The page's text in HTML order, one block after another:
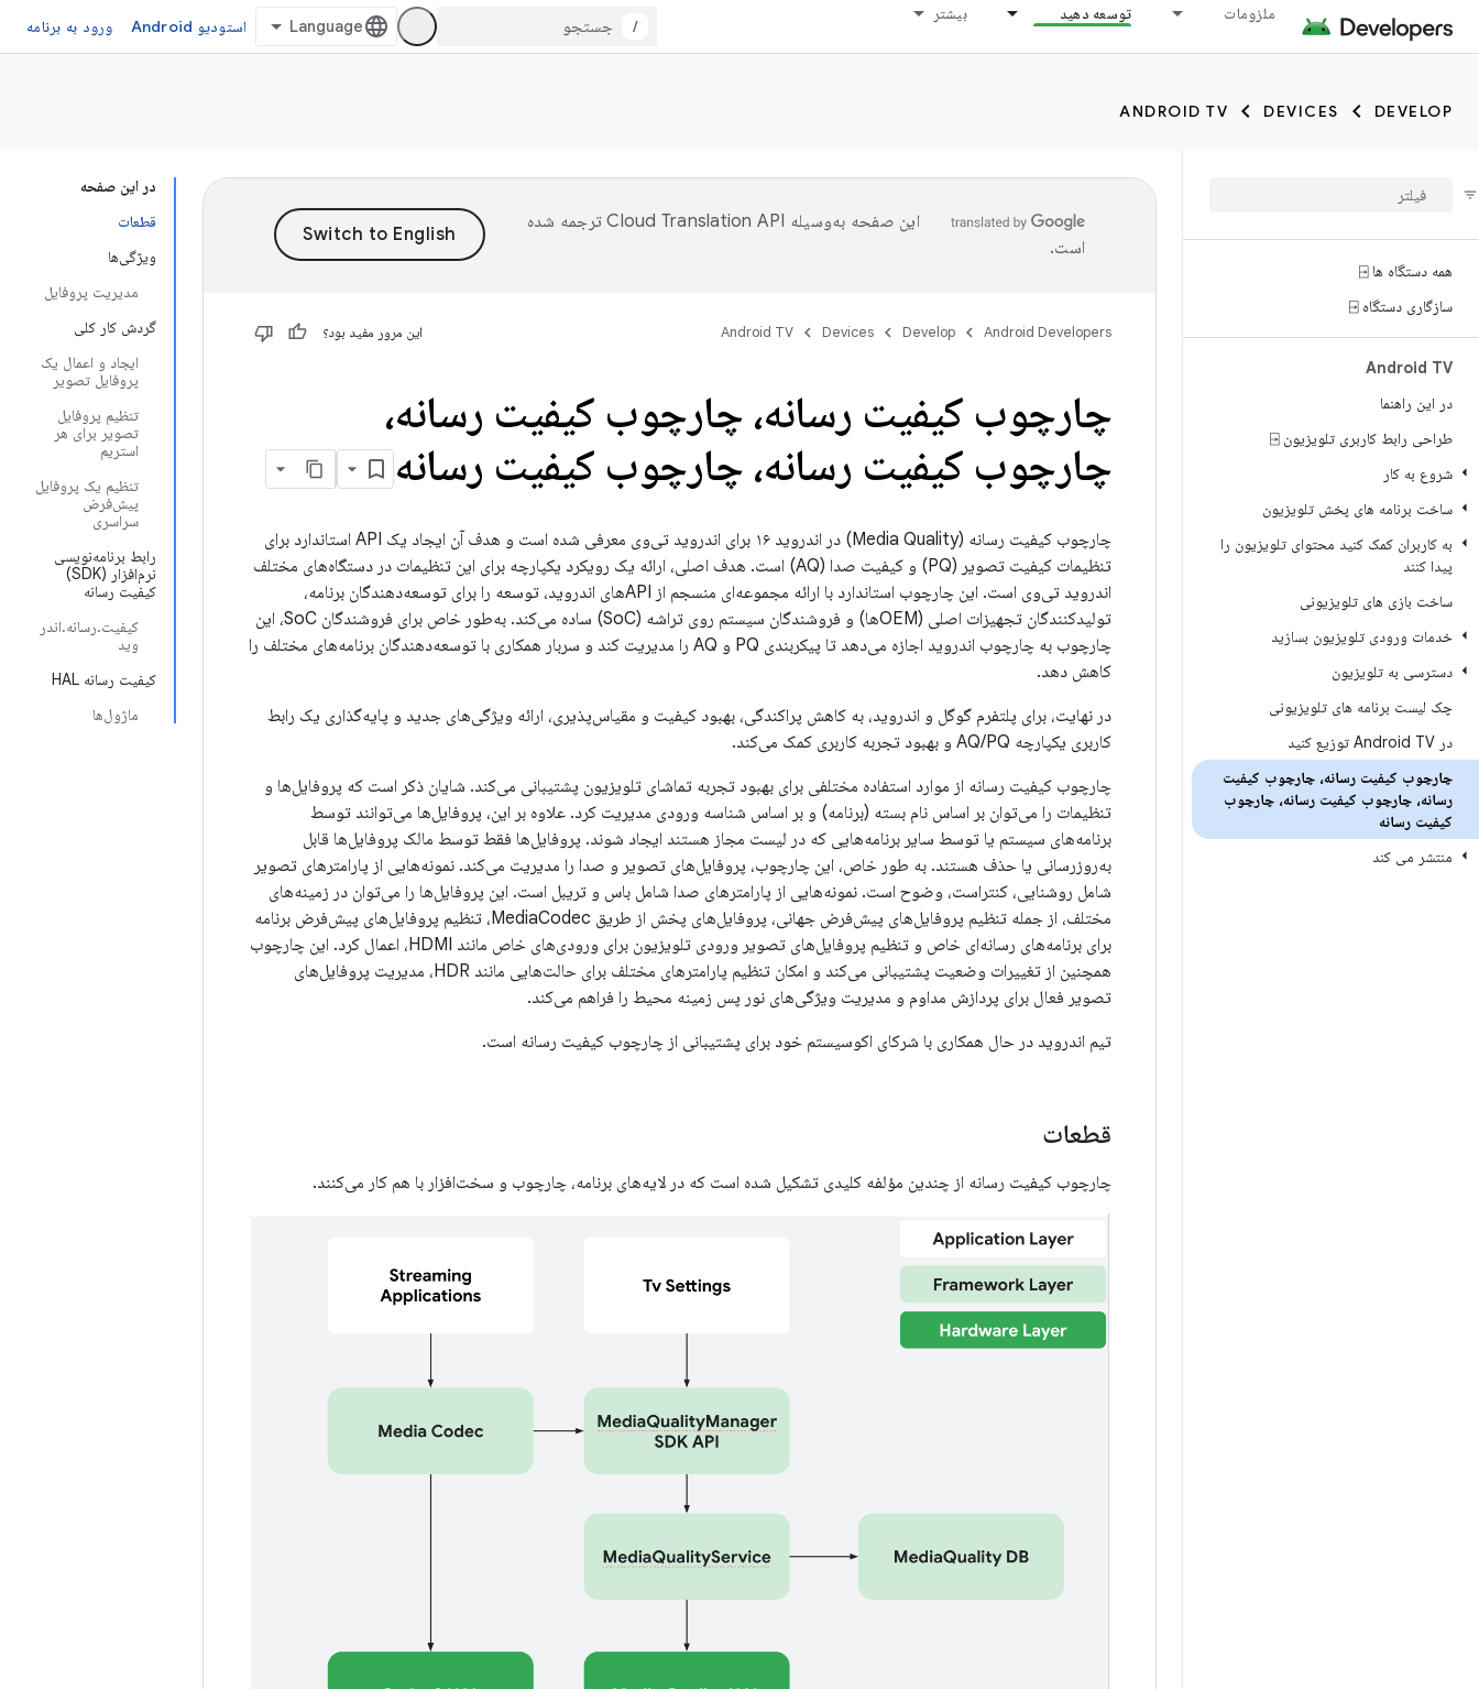
ملزومات توسعه دهید بیشتر
/ استودیو Android ورود به برنامه
DEVELOP
DEVICES
ANDROID TV
همه دستگاه ها ⍈
سازگاری دستگاه ⍈
Android TV
در این راهنما
طراحی رابط کاربری تلویزیون ⍈
شروع به کار
ساخت برنامه های پخش تلویزیون
به کاربران کمک کنید محتوای تلویزیون را
پیدا کنند
ساخت بازی های تلویزیونی
خدمات ورودی تلویزیون بسازید
دسترسی به تلویزیون
چک لیست برنامه های تلویزیونی
در Android TV توزیع کنید
چارچوب کیفیت رسانه، چارچوب کیفیت
رسانه، چارچوب کیفیت رسانه، چارچوب
کیفیت رسانه
منتشر می کند
در این صفحه
قطعات
ویژگی‌ها
مدیریت پروفایل
گردش کار کلی
ایجاد و اعمال یک
پروفایل تصویر
تنظیم پروفایل
تصویر برای هر
استریم
تنظیم یک پروفایل
پیش‌فرض
سراسری
رابط برنامه‌نویسی
نرم‌افزار (SDK)
کیفیت رسانه
کیفیت.رسانه.اندر
وید
کیفیت رسانه HAL
ماژول‌ها
این صفحه به‌وسیله
ترجمه شده
است.
Android Developers
Develop
Devices
Android TV این مرور مفید بود؟
چارچوب کیفیت رسانه، چارچوب کیفیت رسانه،
چارچوب کیفیت رسانه، چارچوب کیفیت رسانه
چارچوب کیفیت رسانه (Media Quality) در اندروید ۱۶ برای اندروید تی‌وی معرفی شده است و هدف آن ایجاد یک API استاندارد برای
تنظیمات کیفیت تصویر (PQ) و کیفیت صدا (AQ) است. هدف اصلی، ارائه یک رویکرد یکپارچه برای این تنظیمات در دستگاه‌های مختلف
اندروید تی‌وی است. این چارچوب استاندارد با ارائه مجموعه‌ای منسجم از APIهای اندروید، توسعه را برای توسعه‌دهندگان برنامه،
تولیدکنندگان تجهیزات اصلی (OEMها) و فروشندگان سیستم روی تراشه (SoC) ساده می‌کند. به‌طور خاص برای فروشندگان SoC، این
چارچوب به چارچوب اندروید اجازه می‌دهد تا پیکربندی PQ و AQ را مدیریت کند و سربار همکاری با توسعه‌دهندگان برنامه‌های مختلف را
کاهش دهد.
در نهایت، برای پلتفرم گوگل و اندروید، به کاهش پراکندگی، بهبود کیفیت و مقیاس‌پذیری، ارائه ویژگی‌های جدید و پایه‌گذاری یک رابط
کاربری یکپارچه AQ/PQ و بهبود تجربه کاربری کمک می‌کند.
چارچوب کیفیت رسانه از موارد استفاده مختلفی برای بهبود تجربه تماشای تلویزیون پشتیبانی می‌کند. شایان ذکر است که پروفایل‌ها و
تنظیمات را می‌توان بر اساس نام بسته (برنامه) و بر اساس شناسه ورودی مدیریت کرد. علاوه بر این، پروفایل‌ها می‌توانند توسط
برنامه‌های سیستم یا توسط سایر برنامه‌هایی که در لیست مجاز هستند ایجاد شوند. پروفایل‌ها فقط توسط مالک پروفایل‌ها قابل
به‌روزرسانی یا حذف هستند. به طور خاص، این چارچوب، پروفایل‌های تصویر و صدا را مدیریت می‌کند. نمونه‌هایی از پارامترهای تصویر
شامل روشنایی، کنتراست، وضوح است. نمونه‌هایی از پارامترهای صدا شامل باس و تریبل است. این پروفایل‌ها را می‌توان در زمینه‌های
مختلف، از جمله تنظیم پروفایل‌های پیش‌فرض جهانی، پروفایل‌های پخش از طریق MediaCodec، تنظیم پروفایل‌های پیش‌فرض برنامه
برای برنامه‌های رسانه‌ای خاص و تنظیم پروفایل‌های تصویر ورودی تلویزیون برای ورودی‌های خاص مانند HDMI، اعمال کرد. این چارچوب
همچنین از تغییرات وضعیت پشتیبانی می‌کند و امکان تنظیم پارامترهای مختلف برای حالت‌هایی مانند HDR، مدیریت پروفایل‌های
تصویر فعال برای پردازش مداوم و مدیریت ویژگی‌های نور پس زمینه محیط را فراهم می‌کند.
تیم اندروید در حال همکاری با شرکای اکوسیستم خود برای پشتیبانی از چارچوب کیفیت رسانه است.
قطعات
چارچوب کیفیت رسانه از چندین مؤلفه کلیدی تشکیل شده است که در لایه‌های برنامه، چارچوب و سخت‌افزار با هم کار می‌کنند.